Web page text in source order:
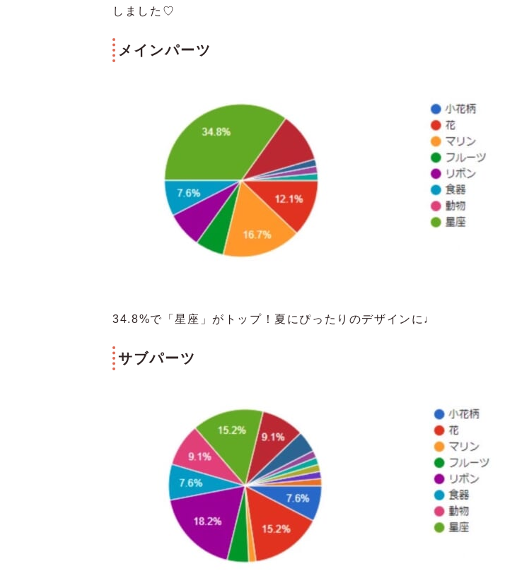
しました♡
メインパーツ
34.8%で「星座」がトップ！夏にぴったりのデザインに♩
サブパーツ